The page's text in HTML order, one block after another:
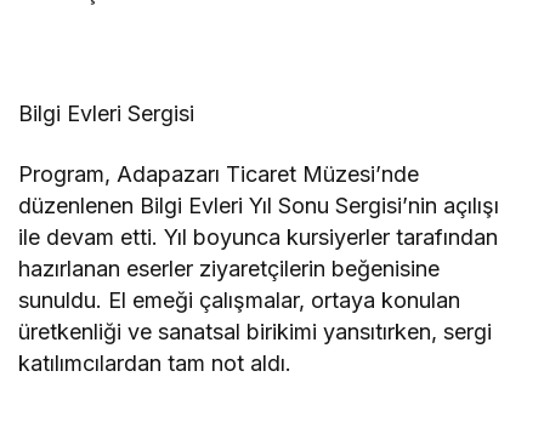
Bilgi Evleri Sergisi
Program, Adapazarı Ticaret Müzesi’nde
düzenlenen Bilgi Evleri Yıl Sonu Sergisi’nin açılışı
ile devam etti. Yıl boyunca kursiyerler tarafından
hazırlanan eserler ziyaretçilerin beğenisine
sunuldu. El emeği çalışmalar, ortaya konulan
üretkenliği ve sanatsal birikimi yansıtırken, sergi
katılımcılardan tam not aldı.